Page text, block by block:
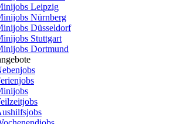
Leipzig
Nürnberg
Düsseldorf
Stuttgart
Dortmund